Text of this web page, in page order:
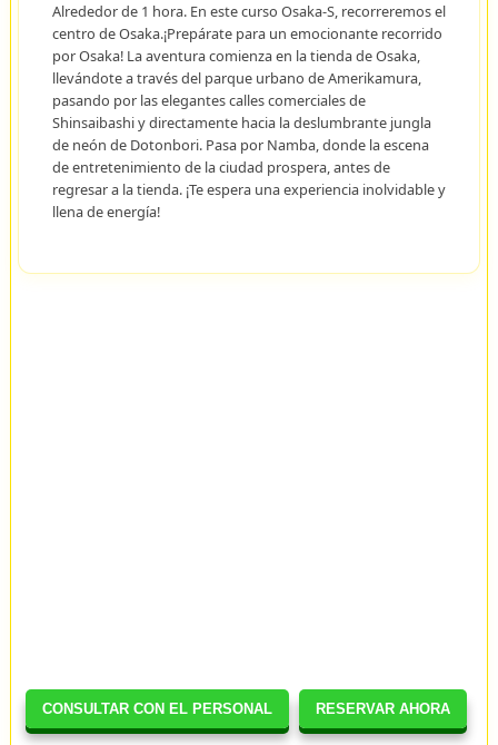
CONSULTAR CON EL PERSONAL RESERVAR AHORA
Alrededor de 1 hora. En este curso Osaka-S, recorreremos el
centro de Osaka.¡Prepárate para un emocionante recorrido
por Osaka! La aventura comienza en la tienda de Osaka,
llevándote a través del parque urbano de Amerikamura,
pasando por las elegantes calles comerciales de
Shinsaibashi y directamente hacia la deslumbrante jungla
de neón de Dotonbori. Pasa por Namba, donde la escena
de entretenimiento de la ciudad prospera, antes de
regresar a la tienda. ¡Te espera una experiencia inolvidable y
llena de energía!